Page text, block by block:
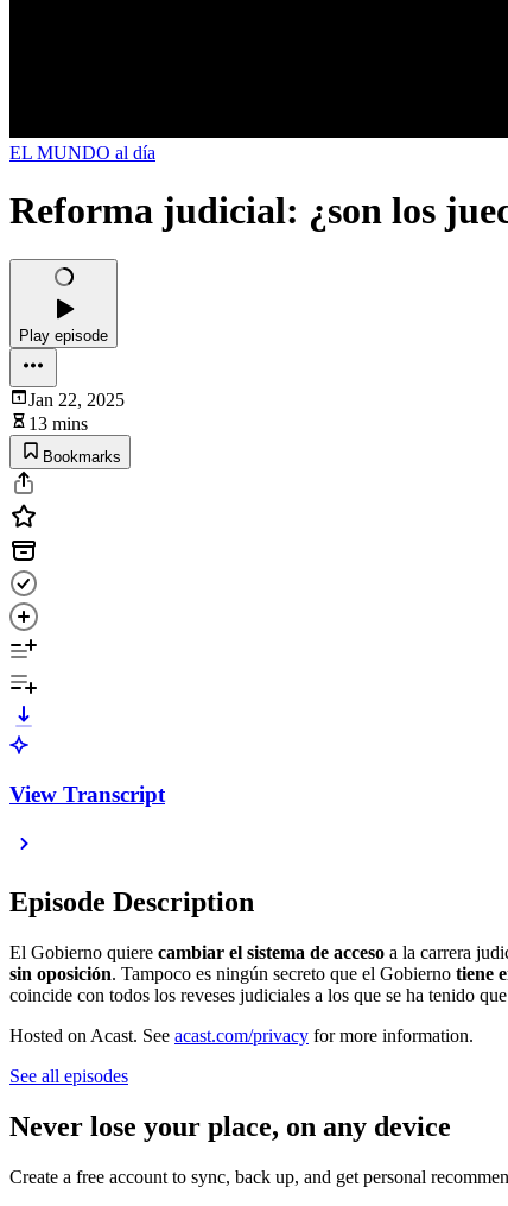
EL MUNDO al día
Reforma judicial: ¿son los
Play episode
Jan 22, 2025
13 mins
Bookmarks
View Transcript
Episode Description
El Gobierno quiere cambiar el sistema de acceso a la carrera
sin oposición. Tampoco es ningún secreto que el Gobierno tiene
coincide con todos los reveses judiciales a los que se ha tenido
Hosted on Acast. See acast.com/privacy for more information.
See all episodes
Never lose your place, on any device
Create a free account to sync, back up, and get personal